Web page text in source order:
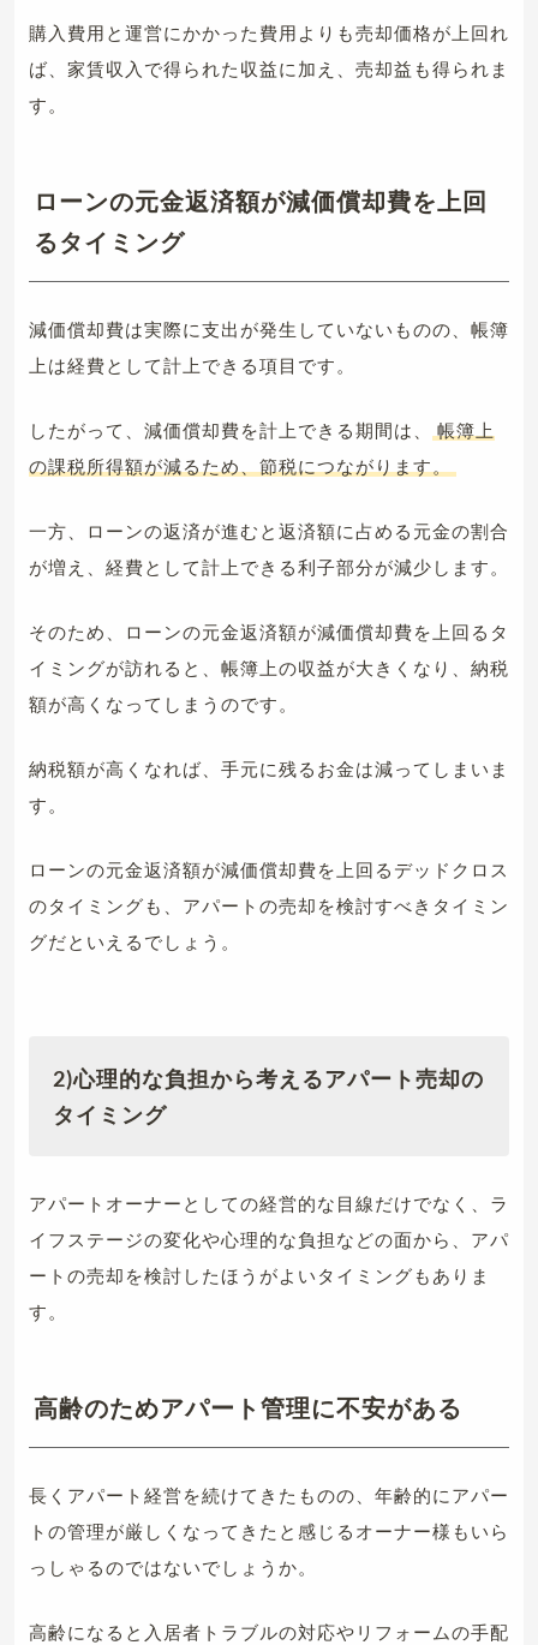
購入費用と運営にかかった費用よりも売却価格が上回れ
ば、家賃収入で得られた収益に加え、売却益も得られま
す。
ローンの元金返済額が減価償却費を上回
るタイミング
減価償却費は実際に支出が発生していないものの、帳簿
上は経費として計上できる項目です。
したがって、減価償却費を計上できる期間は、
帳簿上
の課税所得額が減るため、節税につながります。
一方、ローンの返済が進むと返済額に占める元金の割合
が増え、経費として計上できる利子部分が減少します。
そのため、ローンの元金返済額が減価償却費を上回るタ
イミングが訪れると、帳簿上の収益が大きくなり、納税
額が高くなってしまうのです。
納税額が高くなれば、手元に残るお金は減ってしまいま
す。
ローンの元金返済額が減価償却費を上回るデッドクロス
のタイミングも、アパートの売却を検討すべきタイミン
グだといえるでしょう。
2)心理的な負担から考えるアパート売却の
タイミング
アパートオーナーとしての経営的な目線だけでなく、ラ
イフステージの変化や心理的な負担などの面から、アパ
ートの売却を検討したほうがよいタイミングもありま
す。
高齢のためアパート管理に不安がある
長くアパート経営を続けてきたものの、年齢的にアパー
トの管理が厳しくなってきたと感じるオーナー様もいら
っしゃるのではないでしょうか。
高齢になると入居者トラブルの対応やリフォームの手配